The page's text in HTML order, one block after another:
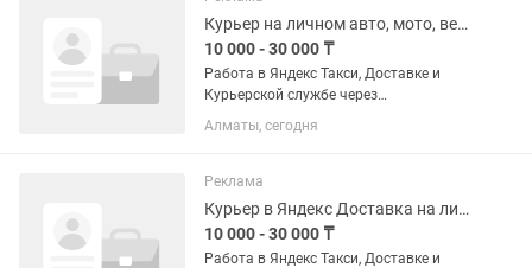
Курьер на личном авто, мото, вело и пешие
10 000 - 30 000 ₸
Работа в Яндекс Такси, Доставке и
Курьерской службе через
официального партнера Яндекс Такси-
ARLAN TAXI. Подключение онлайн за 5
сразу после...
Алматы, сегодня
Реклама
Курьер в Яндекс Доставка на личном авто, мото, вело, пешие
10 000 - 30 000 ₸
Работа в Яндекс Такси, Доставке и